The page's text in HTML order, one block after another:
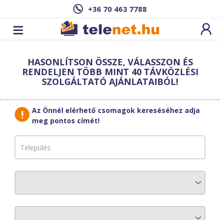
+36 70 463 7788
Ez a csomag sajnos nem elérhető az Ön
címén.Megnézem másik címen!
vissza a szolgáltatásokhoz
LRT-COM
AZ ELŐFIZETÉS RÉSZLETEI
HASONLÍTSON ÖSSZE, VÁLASSZON ÉS
RENDELJEN TÖBB MINT 40 TÁVKÖZLÉSI
SZOLGÁLTATÓ AJÁNLATAIBÓL!
Az Önnél elérhető csomagok kereséséhez adja
meg pontos címét!